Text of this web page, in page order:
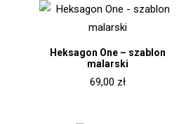
Heksagon One – szablon
malarski
69,00 zł